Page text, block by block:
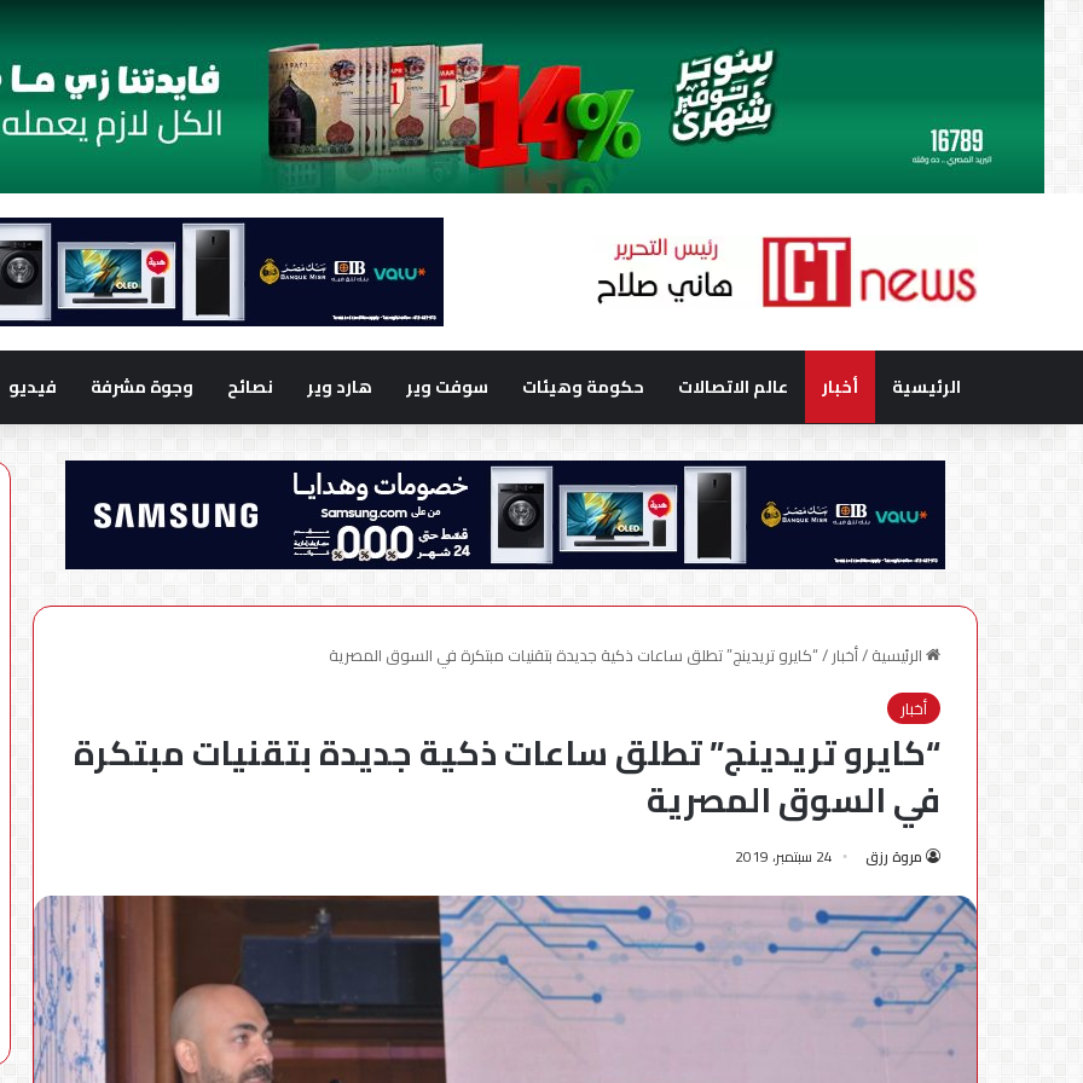
الرئيسية أخبار عالم الاتصالات حكومة وهيئات سوفت وير هارد وير نصائح وجوة مشرفة فيديو
الرئيسية/أخبار/“كايرو تريدينج” تطلق ساعات ذكية جديدة بتقنيات مبتكرة في السوق المصرية
أخبار
“كايرو تريدينج” تطلق ساعات ذكية جديدة بتقنيات مبتكرة
في السوق المصرية
مروة رزق 24 سبتمبر، 2019